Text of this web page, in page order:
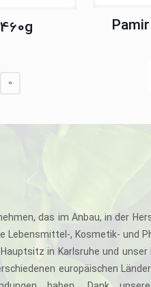
0
das im Anbau, in der
Lebensmittel-, Kosmetik- und
in Karlsruhe und unser
europäischen